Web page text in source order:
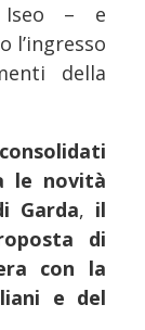
Iseo – e
l’ingresso
della
le novità
Garda, il
di
con la
e del